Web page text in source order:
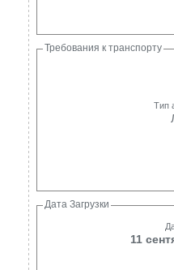
Требования к транспорту
Тип
Дата Загрузки
11